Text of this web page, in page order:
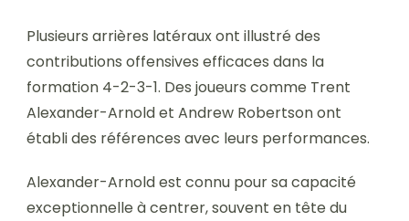
Plusieurs arrières latéraux ont illustré des
contributions offensives efficaces dans la
formation 4-2-3-1. Des joueurs comme Trent
Alexander-Arnold et Andrew Robertson ont
établi des références avec leurs performances.
Alexander-Arnold est connu pour sa capacité
exceptionnelle à centrer, souvent en tête du